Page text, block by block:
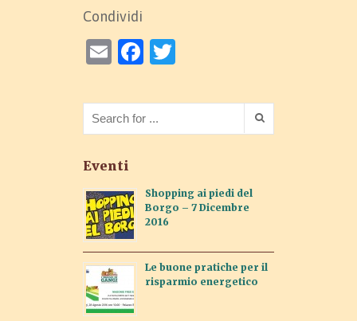
Condividi
EmailFacebook
Eventi
Shopping ai piedi del
Borgo – 7 Dicembre
2016
Le buone pratiche per il
risparmio energetico